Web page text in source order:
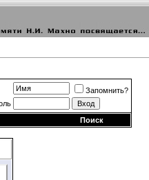
Запомнить?
Поиск